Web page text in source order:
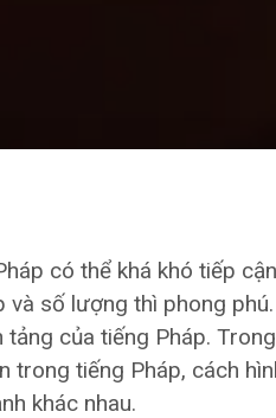
có thể khá khó tiếp
số lượng thì phong
tảng của tiếng Pháp.
trong tiếng Pháp, cách
khác nhau.